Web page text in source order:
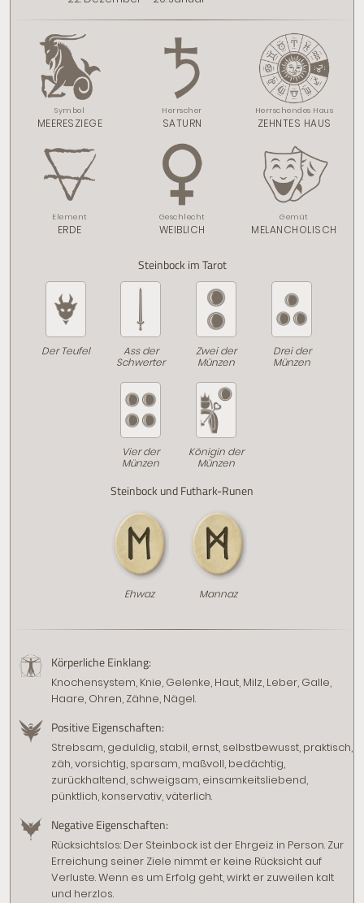
Symbol
MEERESZIEGE
Herrscher
SATURN
Herrschendes Haus
ZEHNTES HAUS
Element
ERDE
Geschlecht
WEIBLICH
Gemüt
MELANCHOLISCH
Steinbock im Tarot
Der Teufel
Ass der
Schwerter
Zwei der
Münzen
Drei der
Münzen
Vier der
Münzen
Königin der
Münzen
Steinbock und Futhark-Runen
Ehwaz Mannaz
Körperliche Einklang:
Knochensystem, Knie, Gelenke, Haut, Milz, Leber, Galle,
Haare, Ohren, Zähne, Nägel.
Positive Eigenschaften:
Strebsam, geduldig, stabil, ernst, selbstbewusst, praktisch,
zäh, vorsichtig, sparsam, maßvoll, bedächtig,
zurückhaltend, schweigsam, einsamkeitsliebend,
pünktlich, konservativ, väterlich.
Negative Eigenschaften:
Rücksichtslos: Der Steinbock ist der Ehrgeiz in Person. Zur
Erreichung seiner Ziele nimmt er keine Rücksicht auf
Verluste. Wenn es um Erfolg geht, wirkt er zuweilen kalt
und herzlos.